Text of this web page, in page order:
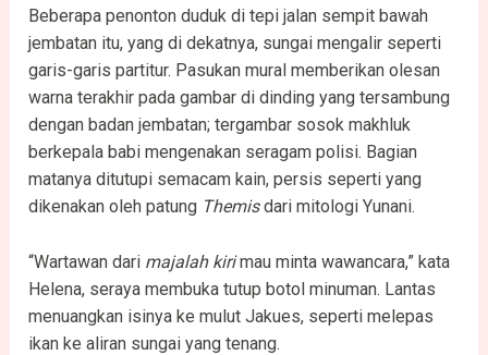
Beberapa penonton duduk di tepi jalan sempit bawah
jembatan itu, yang di dekatnya, sungai mengalir seperti
garis-garis partitur. Pasukan mural memberikan olesan
warna terakhir pada gambar di dinding yang tersambung
dengan badan jembatan; tergambar sosok makhluk
berkepala babi mengenakan seragam polisi. Bagian
matanya ditutupi semacam kain, persis seperti yang
dikenakan oleh patung Themisdari mitologi Yunani.
“Wartawan dari majalah kirimau minta wawancara,” kata
Helena, seraya membuka tutup botol minuman. Lantas
menuangkan isinya ke mulut Jakues, seperti melepas
ikan ke aliran sungai yang tenang.